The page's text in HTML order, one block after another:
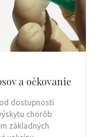
a očkovanie
dostupnosti
chorôb
základných